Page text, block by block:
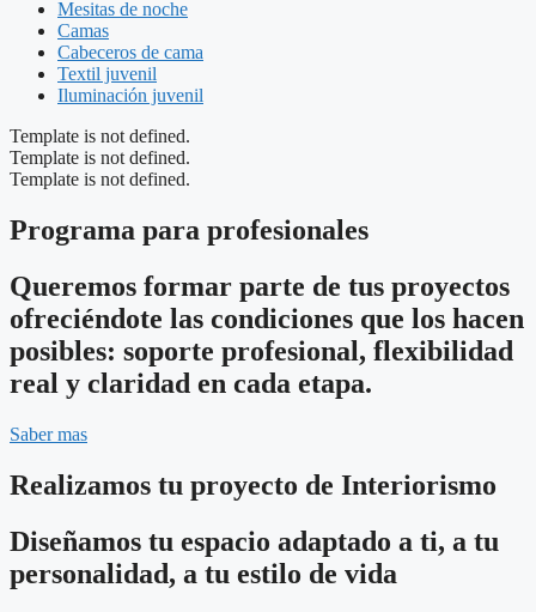
Mesitas de noche
Camas
Cabeceros de cama
Textil juvenil
Iluminación juvenil
Template is not defined.
Template is not defined.
Template is not defined.
Programa para profesionales
Queremos formar parte de tus proyectos
ofreciéndote las condiciones que los hacen
posibles: soporte profesional, flexibilidad
real y claridad en cada etapa.
Saber mas
Realizamos tu proyecto de Interiorismo
Diseñamos tu espacio adaptado a ti, a tu
personalidad, a tu estilo de vida